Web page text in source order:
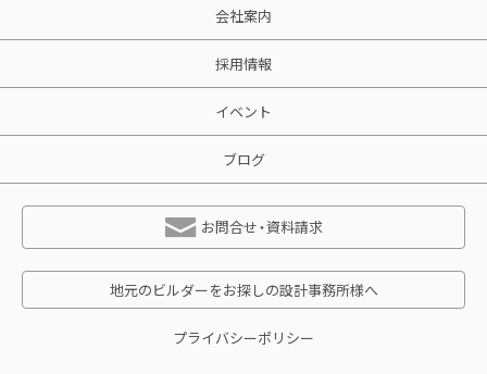
会社案内
採用情報
イベント
ブログ
お問合せ・資料請求
地元のビルダーをお探しの設計事務所様へ
プライバシーポリシー